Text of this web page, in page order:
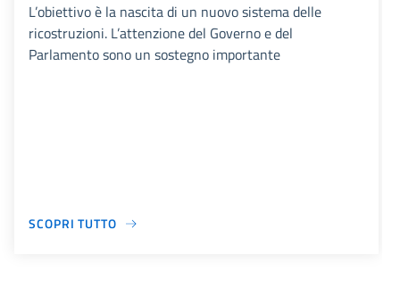
L’obiettivo è la nascita di un nuovo sistema delle
ricostruzioni. L’attenzione del Governo e del
Parlamento sono un sostegno importante
SCOPRI TUTTO